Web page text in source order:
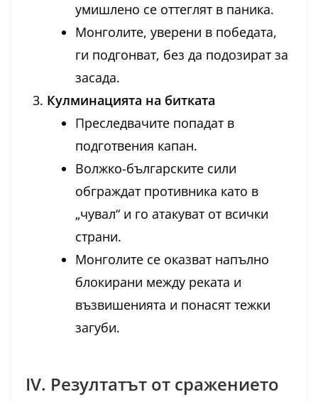
умишлено се оттеглят в паника.
Монголите, уверени в победата,
ги подгонват, без да подозират за
засада.
Кулминацията на битката
Преследвачите попадат в
подготвения капан.
Волжко-българските сили
обграждат противника като в
„чувал“ и го атакуват от всички
страни.
Монголите се оказват напълно
блокирани между реката и
възвишенията и понасят тежки
загуби.
IV. Резултатът от сражението